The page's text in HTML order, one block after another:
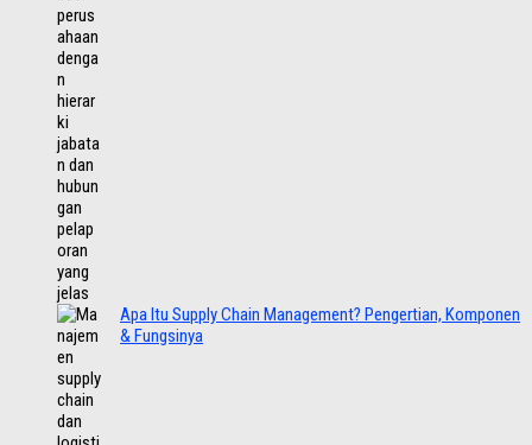
Apa Itu Supply Chain Management? Pengertian, Komponen
& Fungsinya